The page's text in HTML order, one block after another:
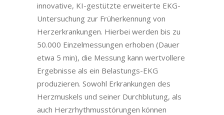
innovative, KI-gestützte erweiterte EKG-
Untersuchung zur Früherkennung von
Herzerkrankungen. Hierbei werden bis zu
50.000 Einzelmessungen erhoben (Dauer
etwa 5 min), die Messung kann wertvollere
Ergebnisse als ein Belastungs-EKG
produzieren. Sowohl Erkrankungen des
Herzmuskels und seiner Durchblutung, als
auch Herzrhythmusstörungen können